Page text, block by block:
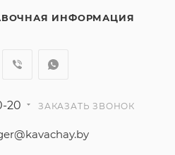
ИНФОРМАЦИЯ
20 ЗАКАЗАТЬ ЗВОНОК